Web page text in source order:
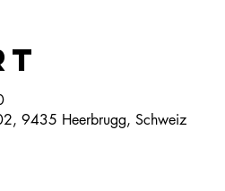
9435 Heerbrugg, Schweiz